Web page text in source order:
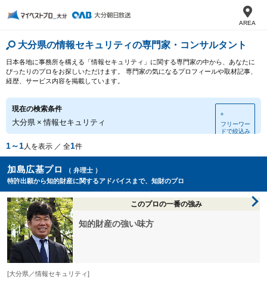
AREA
大分県の情報セキュリティの専門家・コンサルタント
日本各地に事務所を構える「情報セキュリティ」に関する専門家の中から、あなたに
ぴったりのプロをお探しいただけます。 専門家の気になるプロフィールや取材記事、
経歴、サービス内容を掲載しています。
現在の検索条件
大分県 × 情報セキュリティ
＋
フリーワー
ドで絞込み
1～1人を表示 ／ 全1件
加島広基プロ
（ 弁理士 ）
特許出願から知的財産に関するアドバイスまで、知財のプロ
このプロの一番の強み
知的財産の強い味方
[大分県／情報セキュリティ]